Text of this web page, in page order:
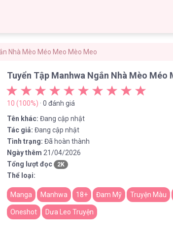
Nhà Mèo Méo Meo Mèo Meo
Tuyển Tập Manhwa Ngắn Nhà Mèo Méo
10 (100%) · 0 đánh giá
Tên khác: Đang cập nhật
Tác giả: Đang cập nhật
Tình trạng: Đã hoàn thành
Ngày thêm 21/04/2026
Tổng lượt đọc
2K
Thể loại:
Manga Manhwa 18+ Đam Mỹ Truyện Màu
Oneshot Dưa Leo Truyện